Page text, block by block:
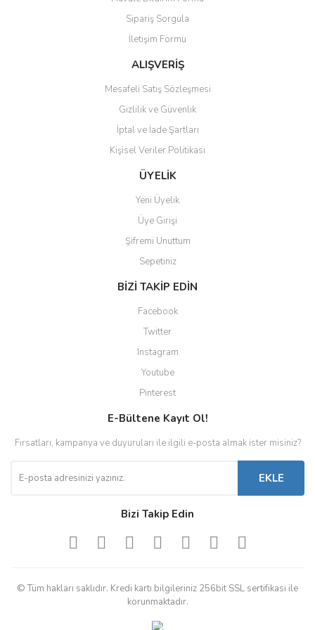
Ürün bilgilerinde hatalar bulunuyor.
Ürün fiyatı diğer sitelerden daha pahalı.
Bu ürüne benzer farklı alternatifler olmalı.
Gönder
Sipariş Sorgula
İletişim Formu
ALIŞVERİŞ
Mesafeli Satış Sözleşmesi
Gizlilik ve Güvenlik
İptal ve İade Şartları
Kişisel Veriler Politikası
ÜYELİK
Yeni Üyelik
Üye Girişi
Şifremi Unuttum
Sepetiniz
BİZİ TAKİP EDİN
Facebook
Twitter
Instagram
Youtube
Pinterest
E-Bültene Kayıt Ol!
Fırsatları, kampanya ve duyuruları ile ilgili e-posta almak ister misiniz?
EKLE
Bizi Takip Edin
© Tüm hakları saklıdır. Kredi kartı bilgileriniz 256bit SSL sertifikası ile
korunmaktadır.